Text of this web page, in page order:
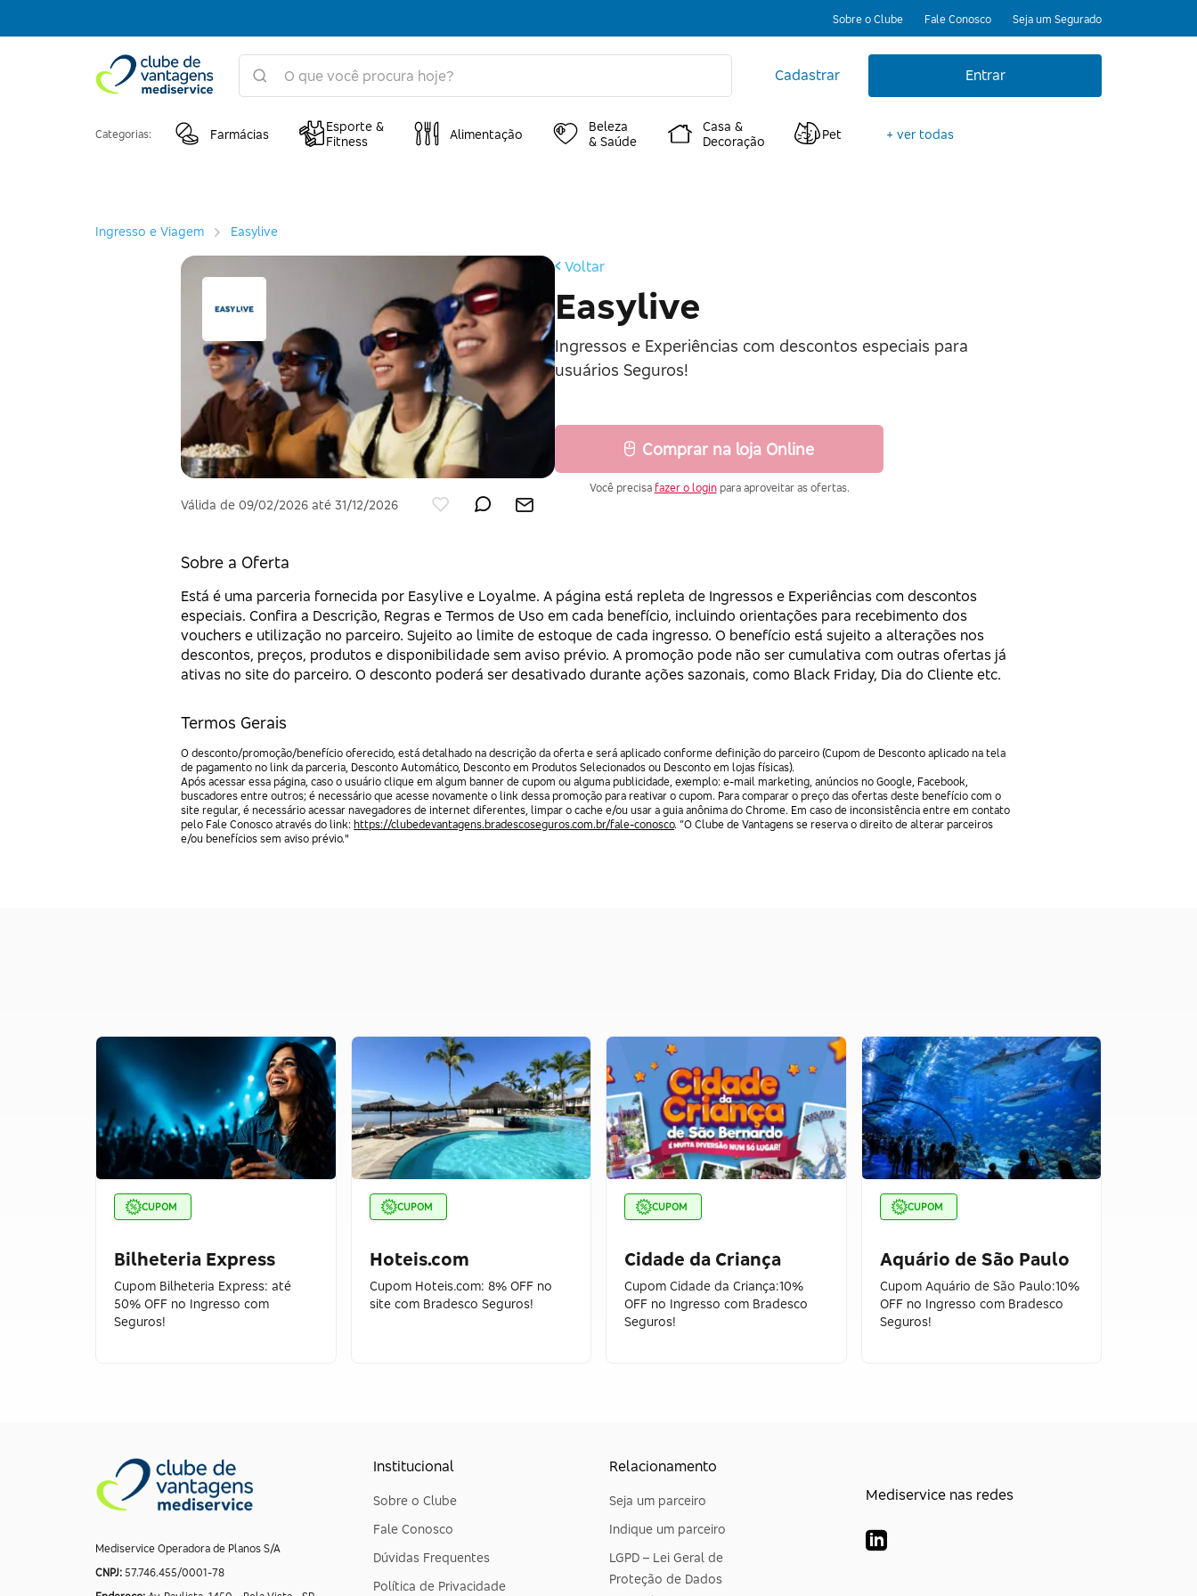
Sobre o Clube Fale Conosco Seja um Segurado
Cadastrar Entrar
Categorias: Farmácias
Esporte &
Fitness
Alimentação
Beleza
& Saúde
Casa &
Decoração
Pet + ver todas
Ingresso e Viagem Easylive
Válida de 09/02/2026 até 31/12/2026
Voltar
Easylive
Ingressos e Experiências com descontos especiais para
usuários Seguros!
Comprar na loja Online
Você precisa fazer o loginpara aproveitar as ofertas.
Sobre a Oferta
Está é uma parceria fornecida por Easylive e Loyalme. A página está repleta de Ingressos e Experiências com descontos
especiais. Confira a Descrição, Regras e Termos de Uso em cada benefício, incluindo orientações para recebimento dos
vouchers e utilização no parceiro. Sujeito ao limite de estoque de cada ingresso. O benefício está sujeito a alterações nos
descontos, preços, produtos e disponibilidade sem aviso prévio. A promoção pode não ser cumulativa com outras ofertas já
ativas no site do parceiro. O desconto poderá ser desativado durante ações sazonais, como Black Friday, Dia do Cliente etc.
Termos Gerais
O desconto/promoção/benefício oferecido, está detalhado na descrição da oferta e será aplicado conforme definição do parceiro (Cupom de Desconto aplicado na tela
de pagamento no link da parceria, Desconto Automático, Desconto em Produtos Selecionados ou Desconto em lojas físicas).
Após acessar essa página, caso o usuário clique em algum banner de cupom ou alguma publicidade, exemplo: e-mail marketing, anúncios no Google, Facebook,
buscadores entre outros; é necessário que acesse novamente o link dessa promoção para reativar o cupom. Para comparar o preço das ofertas deste benefício com o
site regular, é necessário acessar navegadores de internet diferentes, limpar o cache e/ou usar a guia anônima do Chrome. Em caso de inconsistência entre em contato
pelo Fale Conosco através do link: https://clubedevantagens.bradescoseguros.com.br/fale-conosco. “O Clube de Vantagens se reserva o direito de alterar parceiros
e/ou benefícios sem aviso prévio."
CUPOM
Bilheteria Express
Cupom Bilheteria Express: até
50% OFF no Ingresso com
Seguros!
CUPOM
Hoteis.com
Cupom Hoteis.com: 8% OFF no
site com Bradesco Seguros!
CUPOM
Cidade da Criança
Cupom Cidade da Criança:10%
OFF no Ingresso com Bradesco
Seguros!
CUPOM
Aquário de São Paulo
Cupom Aquário de São Paulo:10%
OFF no Ingresso com Bradesco
Seguros!
Mediservice Operadora de Planos S/A
CNPJ: 57.746.455/0001-78
Institucional
Sobre o Clube
Fale Conosco
Dúvidas Frequentes
Política de Privacidade
Relacionamento
Seja um parceiro
Indique um parceiro
LGPD – Lei Geral de
Proteção de Dados
Mediservice nas redes